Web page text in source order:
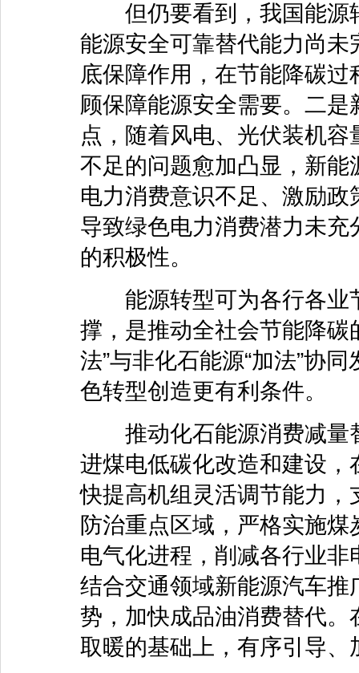
但仍要看到，我国能源
能源安全可靠替代能力尚
底保障作用，在节能降碳
顾保障能源安全需要。二
点，随着风电、光伏装机
不足的问题愈加凸显，新
电力消费意识不足、激励
导致绿色电力消费潜力未
的积极性。
能源转型可为各行各业
撑，是推动全社会节能降碳
法”与非化石能源“加法”协
色转型创造更有利条件。
推动化石能源消费减量
进煤电低碳化改造和建设
快提高机组灵活调节能力
防治重点区域，严格实施
电气化进程，削减各行业
结合交通领域新能源汽车
势，加快成品油消费替代
取暖的基础上，有序引导